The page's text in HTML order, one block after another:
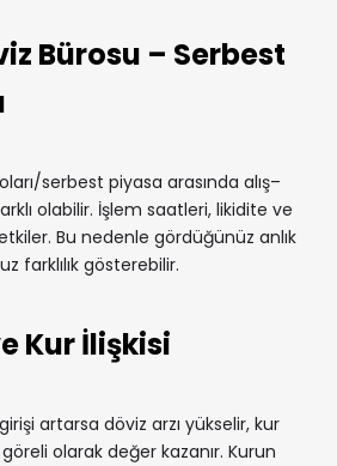
Bürosu – Serbest
serbest piyasa arasında alış–
olabilir. İşlem saatleri, likidite ve
Bu nedenle gördüğünüz anlık
farklılık gösterebilir.
Kur İlişkisi
artarsa döviz arzı yükselir, kur
olarak değer kazanır. Kurun